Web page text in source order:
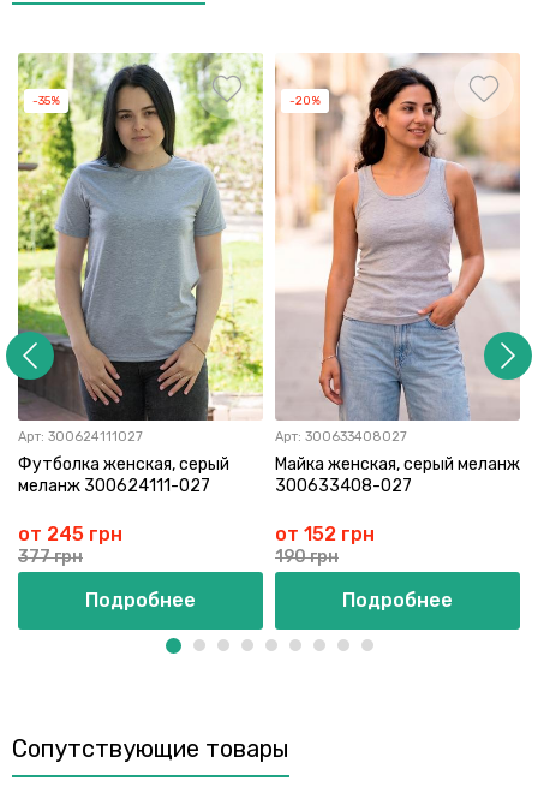
-35%
Арт: 300624111027
Футболка женская, серый
меланж 300624111-027
от 245 грн
377 грн
Подробнее
-20%
Арт: 300633408027
Майка женская, серый меланж
300633408-027
от 152 грн
190 грн
Подробнее
Сопутствующие товары